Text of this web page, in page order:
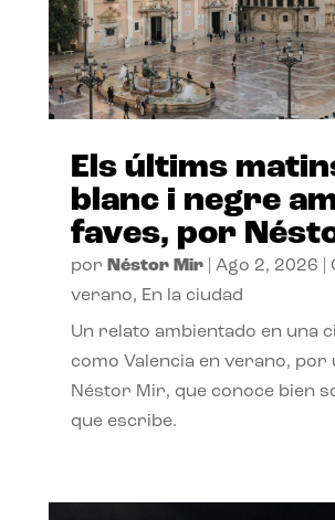
Els últims
blanc i negre
faves, por
por Néstor Mir| Ago 2, 2026
verano, En la ciudad
Un relato ambientado en una
como Valencia en verano, por
Néstor Mir, que conoce bien
que escribe.